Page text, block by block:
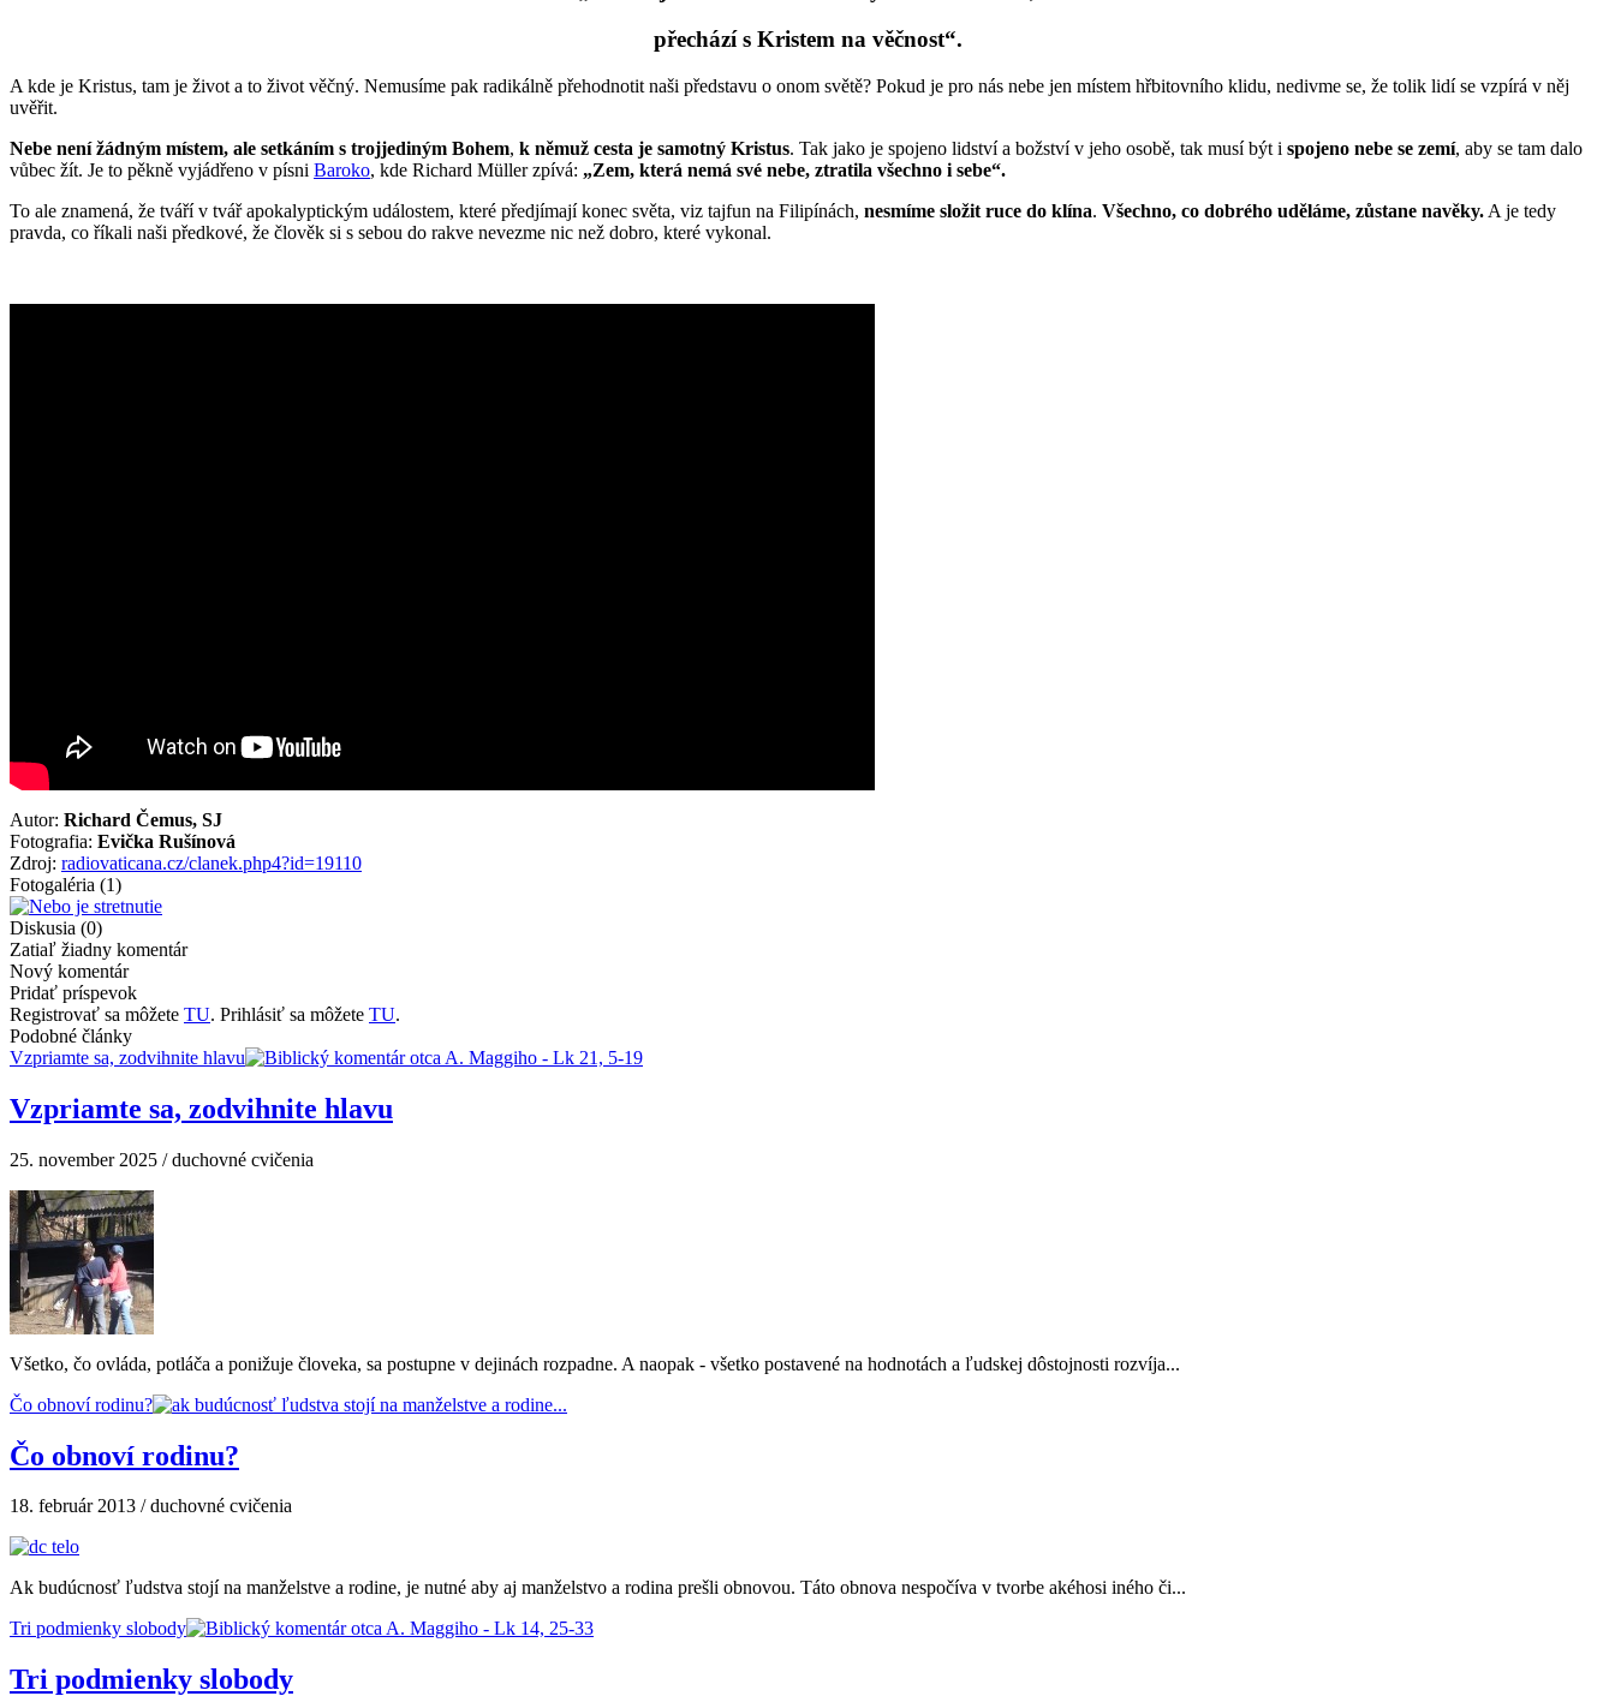
přechází s Kristem na věčnost“.
A kde je Kristus, tam je život a to život věčný. Nemusíme pak radikálně přehodnotit naši představu o onom světě? Pokud je pro nás nebe jen místem hřbitovního klidu, nedivme se, že tolik lidí se vzpírá v něj
uvěřit.
Nebe není žádným místem, ale setkáním s trojjediným Bohem, k němuž cesta je samotný Kristus. Tak jako je spojeno lidství a božství v jeho osobě, tak musí být i spojeno nebe se zemí, aby se tam dalo
vůbec žít. Je to pěkně vyjádřeno v písni Baroko, kde Richard Müller zpívá: „Zem, která nemá své nebe, ztratila všechno i sebe“.
To ale znamená, že tváří v tvář apokalyptickým událostem, které předjímají konec světa, viz tajfun na Filipínách, nesmíme složit ruce do klína. Všechno, co dobrého uděláme, zůstane navěky. A je tedy
pravda, co říkali naši předkové, že člověk si s sebou do rakve nevezme nic než dobro, které vykonal.
Autor: Richard Čemus, SJ
Fotografia: Evička Ruší­nová
Zdroj: radiovaticana.cz/clanek.php4?id=19110
Fotogaléria (1)
Diskusia (0)
Zatiaľ žiadny komentár
Nový komentár
Pridať príspevok
Registrovať sa môžete TU. Prihlásiť sa môžete TU.
Podobné články
Vzpriamte sa, zodvihnite hlavu
Vzpriamte sa, zodvihnite hlavu
25. november 2025 / duchovné cvičenia
Všetko, čo ovláda, potláča a ponižuje človeka, sa postupne v dejinách rozpadne. A naopak - všetko postavené na hodnotách a ľudskej dôstojnosti rozvíja...
Čo obnoví rodinu?
Čo obnoví rodinu?
18. február 2013 / duchovné cvičenia
Ak budúcnosť ľudstva stojí na manželstve a rodine, je nutné aby aj manželstvo a rodina prešli obnovou. Táto obnova nespočíva v tvorbe akéhosi iného či...
Tri podmienky slobody
Tri podmienky slobody